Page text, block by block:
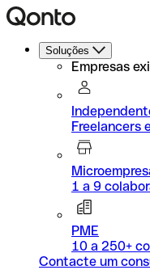
Soluções
Empresas
Freelancers
1 a 9
PME
10 a 250+
Contacte um